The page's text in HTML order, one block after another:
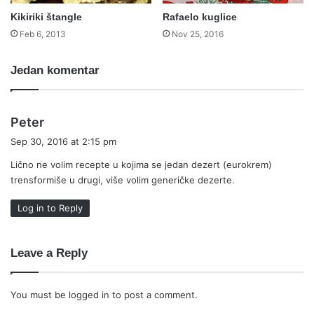
Kikiriki štangle
Feb 6, 2013
Rafaelo kuglice
Nov 25, 2016
Jedan komentar
Peter
s
:
Sep 30, 2016 at 2:15 pm
Lično ne volim recepte u kojima se jedan dezert (eurokrem)
trensformiše u drugi, više volim generičke dezerte.
Log in to Reply
Leave a Reply
You must be logged in to post a comment.